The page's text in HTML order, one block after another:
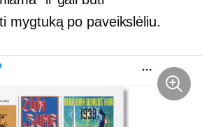
mygtuką po paveikslėliu.